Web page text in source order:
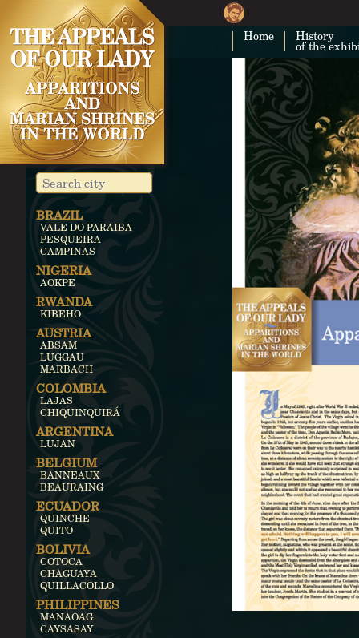
Home History
of the
BRAZIL
VALE DO PARAIBA
PESQUEIRA
CAMPINAS
NIGERIA
AOKPE
RWANDA
KIBEHO
AUSTRIA
ABSAM
LUGGAU
MARBACH
COLOMBIA
LAJAS
CHIQUINQUIRÁ
ARGENTINA
LUJAN
BELGIUM
BANNEAUX
BEAURAING
ECUADOR
QUINCHE
QUITO
BOLIVIA
COTOCA
CHAGUAYA
QUILLACOLLO
PHILIPPINES
MANAOAG
CAYSASAY